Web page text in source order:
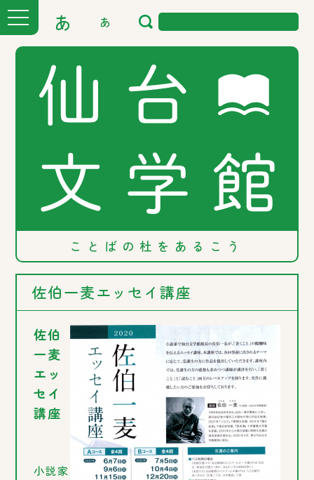
あ あ
ことばの 杜を あるこう
佐伯一麦エッセイ講座
佐伯
一麦
エッ
セイ
講座
小説家